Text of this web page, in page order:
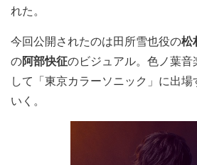
れた。
今回公開されたのは田所雪也役の松
の阿部快征のビジュアル。色ノ葉音
して「東京カラーソニック」に出
いく。